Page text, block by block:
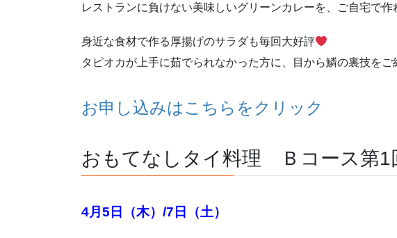
レストランに負けない美味しいグリーンカレーを、ご自宅で作
身近な食材で作る厚揚げのサラダも毎回大好評
タピオカが上手に茹でられなかった方に、目から鱗の裏技をご
お申し込みはこちらをクリック
おもてなしタイ料理 Ｂコース第1
4月5日（木）/7日（土）